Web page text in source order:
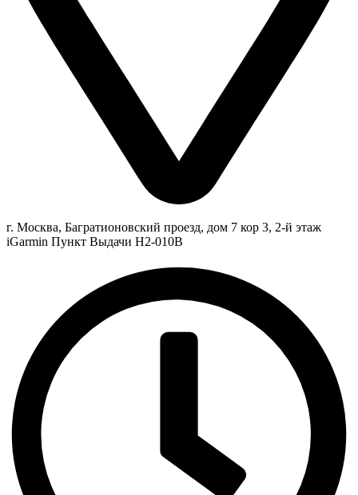
г. Москва, Багратионовский проезд, дом 7 кор 3, 2-й этаж
iGarmin Пункт Выдачи Н2-010В